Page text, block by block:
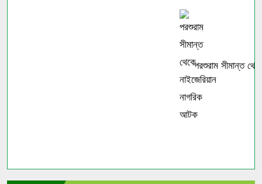
পরশুরাম সীমান্ত থেকে